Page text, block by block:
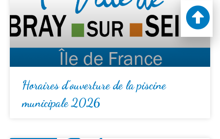
Horaires d’ouverture de la piscine
municipale 2026